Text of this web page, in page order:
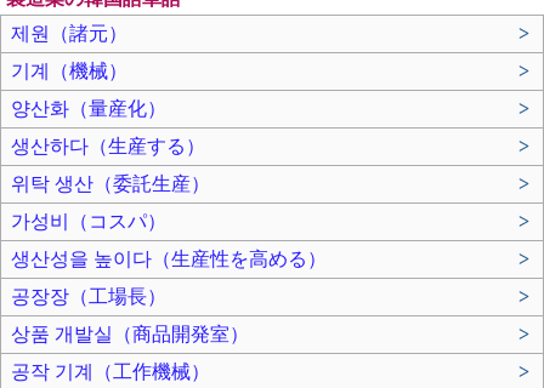
제원（諸元）
>
기계（機械）
>
양산화（量産化）
>
생산하다（生産する）
>
위탁 생산（委託生産）
>
가성비（コスパ）
>
생산성을 높이다（生産性を高める）
>
공장장（工場長）
>
상품 개발실（商品開発室）
>
공작 기계（工作機械）
>